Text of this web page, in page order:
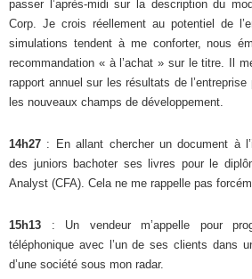
passer l’après-midi sur la description du
Corp. Je crois réellement au potentiel de
simulations tendent à me conforter, nous
recommandation « à l’achat » sur le titre. Il
rapport annuel sur les résultats de
les nouveaux champs de développement.
14h27 : En allant chercher un document à
des juniors bachoter ses livres pour le
Analyst (CFA). Cela ne me rappelle pas
15h13 : Un vendeur m’appelle pour
téléphonique avec l’un de ses clients dans
d’une société sous mon radar.